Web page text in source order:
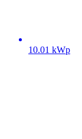
10.01 kWp